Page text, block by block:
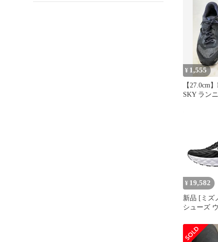
¥ 1,555
【27.0cm
SKY ラン
¥ 19,582
新品 [ミズ
シューズ
レーニン
量 反発 厚